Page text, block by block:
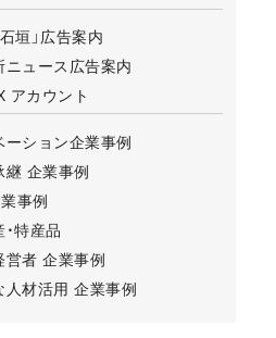
垣」広告案内
ニュース広告案内
アカウント
ーション企業事例
継 企業事例
事例
特産品
営者 企業事例
人材活用 企業事例